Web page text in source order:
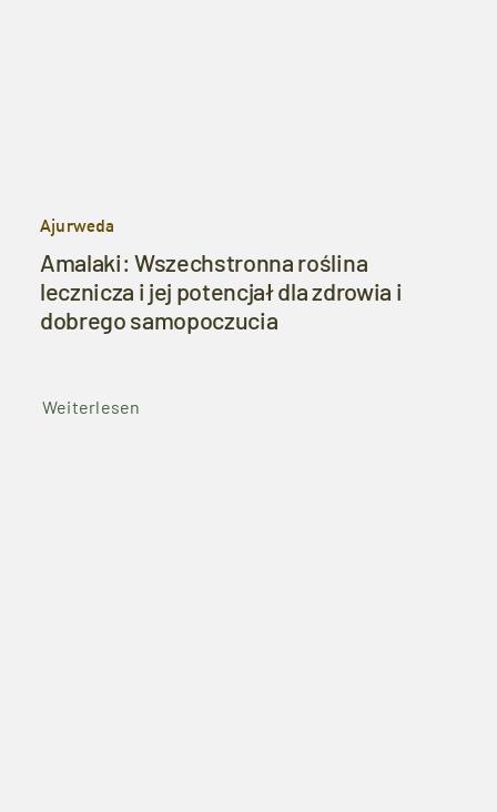
Ajurweda
Amalaki: Wszechstronna roślina
lecznicza i jej potencjał dla zdrowia i
dobrego samopoczucia
Weiterlesen